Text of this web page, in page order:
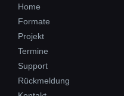
Home
Formate
Projekt
Termine
Support
Rückmeldung